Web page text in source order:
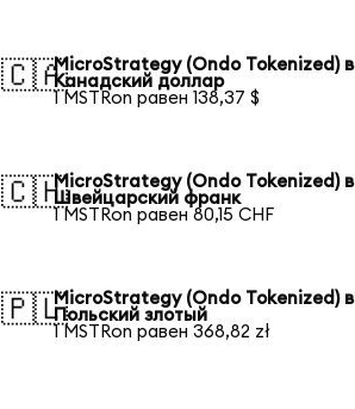
🇨🇦MicroStrategy (Ondo Tokenized) в
Канадский доллар
1 MSTRon равен 138,37 $
🇨🇭MicroStrategy (Ondo Tokenized) в
Швейцарский франк
1 MSTRon равен 80,15 CHF
🇵🇱MicroStrategy (Ondo Tokenized) в
Польский злотый
1 MSTRon равен 368,82 zł